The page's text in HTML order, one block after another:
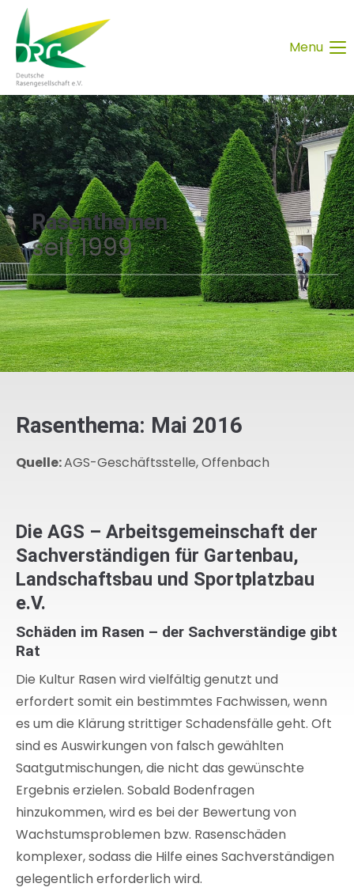
Menu
Rasenthemen
seit 1999
Rasenthema: Mai 2016
Quelle:AGS-Geschäftsstelle, Offenbach
Die AGS – Arbeitsgemeinschaft der
Sachverständigen für Gartenbau,
Landschaftsbau und Sportplatzbau
e.V.
Schäden im Rasen – der Sachverständige gibt
Rat
Die Kultur Rasen wird vielfältig genutzt und
erfordert somit ein bestimmtes Fachwissen, wenn
es um die Klärung strittiger Schadensfälle geht. Oft
sind es Auswirkungen von falsch gewählten
Saatgutmischungen, die nicht das gewünschte
Ergebnis erzielen. Sobald Bodenfragen
hinzukommen, wird es bei der Bewertung von
Wachstumsproblemen bzw. Rasenschäden
komplexer, sodass die Hilfe eines Sachverständigen
gelegentlich erforderlich wird.